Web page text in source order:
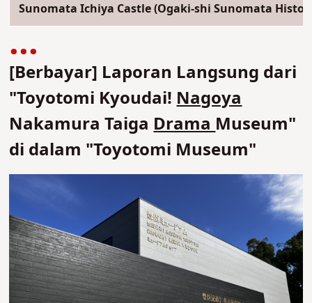
Sunomata Ichiya Castle (Ogaki-shi Sunomata
[Berbayar] Laporan Langsung dari
"Toyotomi Kyoudai!Nagoya
Nakamura TaigaDramaMuseum"
di dalam "Toyotomi Museum"